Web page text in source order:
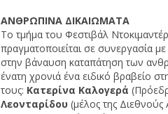
ΑΝΘΡΩΠΙΝΑ ΔΙΚΑΙΩΜΑΤΑ
Το τμήμα του Φεστιβάλ
πραγματοποιείται σε συνεργασία με
στην βάναυση καταπάτηση των
ένατη χρονιά ένα ειδικό βραβείο
τους: Κατερίνα Καλογερά
Λεονταρίδου (μέλος της